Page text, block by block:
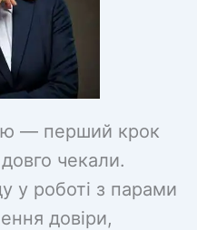
— перший крок
чекали.
у роботі з парами
довіри,